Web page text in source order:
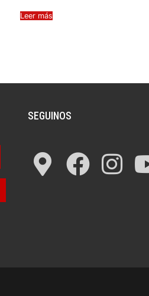
Leer más
SEGUINOS